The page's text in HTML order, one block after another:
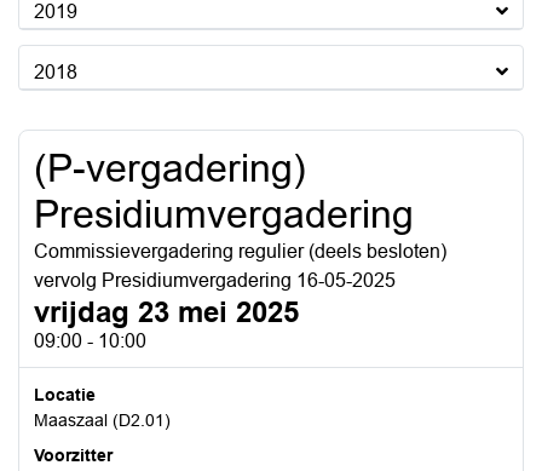
2019
2018
(P-vergadering)
Presidiumvergadering
Commissievergadering regulier (deels besloten)
vervolg Presidiumvergadering 16-05-2025
vrijdag 23 mei 2025
09:00 - 10:00
Locatie
Maaszaal (D2.01)
Voorzitter